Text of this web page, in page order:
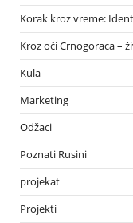
Korak kroz vreme:
Kroz oči Crnogoraca –
Kula
Marketing
Odžaci
Poznati Rusini
projekat
Projekti